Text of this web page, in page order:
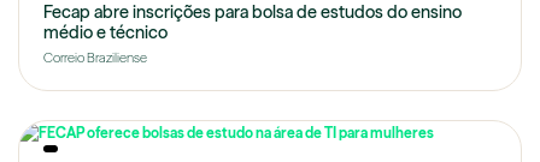
Fecap abre inscrições para bolsa de estudos do ensino
médio e técnico
Correio Braziliense